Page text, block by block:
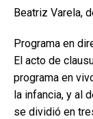
Beatriz Varela,
Programa en
El acto de
programa en
la infancia, y al
se dividió en